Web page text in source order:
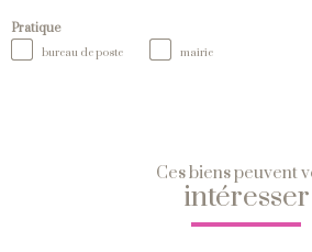
Pratique
bureau de poste mairie
Ces biens peuvent
intéresser